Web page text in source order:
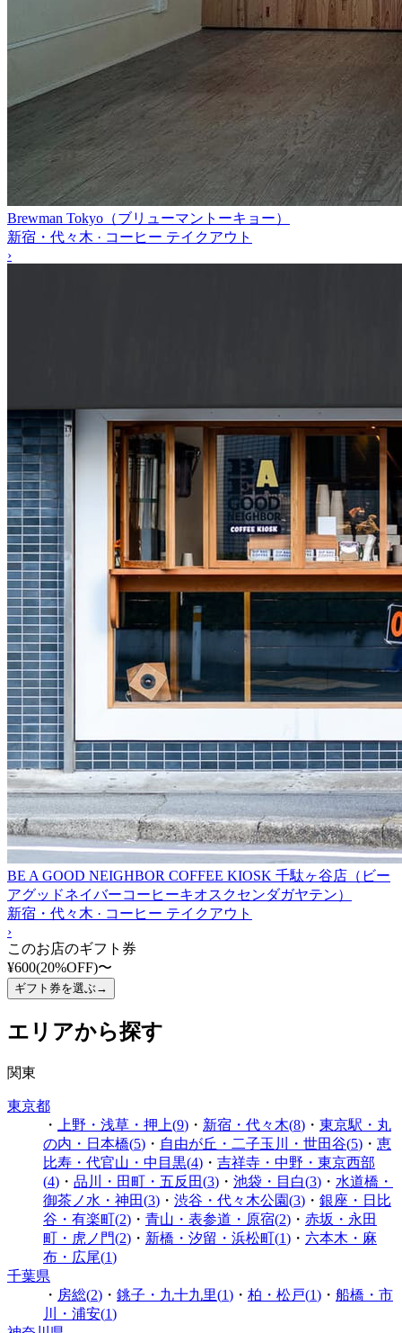
Brewman Tokyo（ブリューマントーキョー）
新宿・代々木 · コーヒー テイクアウト
›
BE A GOOD NEIGHBOR COFFEE KIOSK 千駄ヶ谷店（ビー
アグッドネイバーコーヒーキオスクセンダガヤテン）
新宿・代々木 · コーヒー テイクアウト
›
このお店のギフト券
¥600(20%OFF)〜
ギフト券を選ぶ→
エリアから探す
関東
東京都
・
上野・浅草・押上(9) ・ 新宿・代々木(8) ・ 東京駅・丸
の内・日本橋(5) ・ 自由が丘・二子玉川・世田谷(5) ・ 恵
比寿・代官山・中目黒(4) ・ 吉祥寺・中野・東京西部
(4) ・ 品川・田町・五反田(3) ・ 池袋・目白(3) ・ 水道橋・
御茶ノ水・神田(3) ・ 渋谷・代々木公園(3) ・ 銀座・日比
谷・有楽町(2) ・ 青山・表参道・原宿(2) ・ 赤坂・永田
町・虎ノ門(2) ・ 新橋・汐留・浜松町(1) ・ 六本木・麻
布・広尾(1)
千葉県
・ 房総(2) ・ 銚子・九十九里(1) ・ 柏・松戸(1) ・ 船橋・市
川・浦安(1)